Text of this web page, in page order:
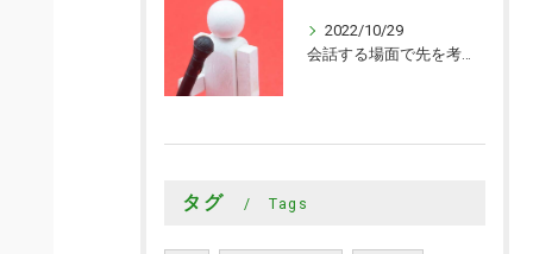
2022/10/29
会話する場面で先を考えながら会話するきっかけを頂けました
タグ Tags